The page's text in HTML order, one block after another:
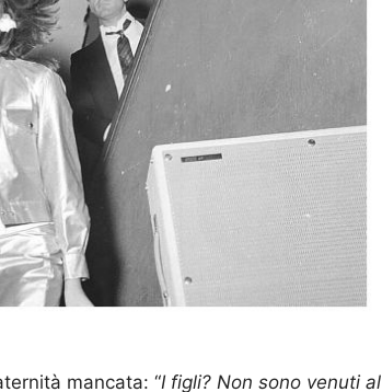
mancata: “I figli? Non sono venuti al